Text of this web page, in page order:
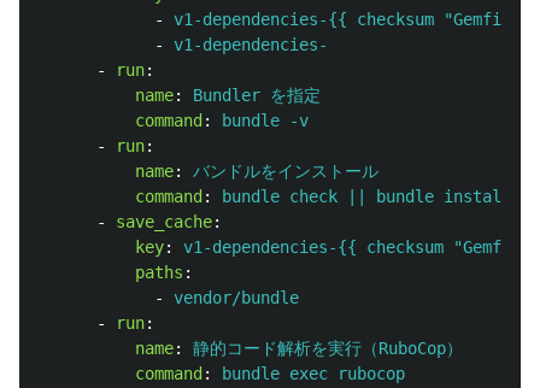
-
v1-dependencies-{{ checksum
-
v1-dependencies-
-
run:
name:
Bundler を指定
command :
bundle -v
-
run:
name:
バンドルをインストール
command :
bundle check || bundle install
-
save_cache:
key:
v1-dependencies-{{ checksum
paths :
-
vendor/bundle
-
run:
name:
静的コード解析を実行（RuboCop）
command :
bundle exec rubocop